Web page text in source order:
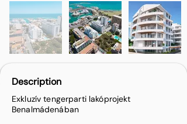
Description
Exkluzív tengerparti lakóprojekt
Benalmádenában